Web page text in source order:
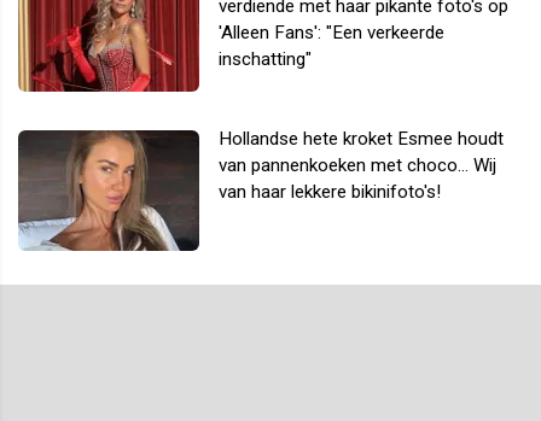
verdiende met haar pikante foto's op
'Alleen Fans': "Een verkeerde
inschatting"
Hollandse hete kroket Esmee houdt
van pannenkoeken met choco... Wij
van haar lekkere bikinifoto's!